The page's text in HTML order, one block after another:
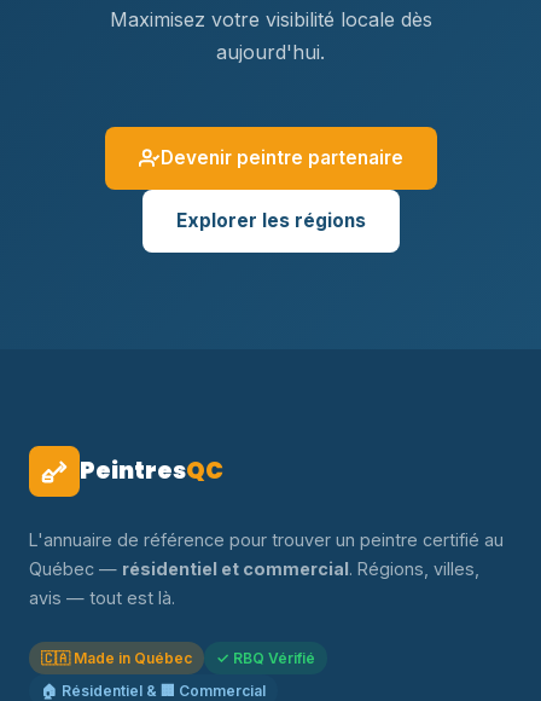
Maximisez votre visibilité locale dès
aujourd'hui.
Devenir peintre partenaire
Explorer les régions
PeintresQC
L'annuaire de référence pour trouver un peintre certifié au
Québec — résidentiel et commercial. Régions, villes,
avis — tout est là.
🇨🇦 Made in Québec
✓ RBQ Vérifié
🏠 Résidentiel & 🏢 Commercial